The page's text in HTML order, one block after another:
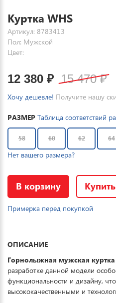
Куртка WHS
Артикул: 8783413
Пол: Мужской
Цвет:
12 380 ₽ 15 470₽
Хочу дешевле! Получите нашу
РАЗМЕР Таблица соответствий
58 60 62 64
Нет вашего размера?
В корзину
Примерка перед покупкой
ОПИСАНИЕ
Горнолыжная мужская
разработке данной модели
функциональности и дизайну,
высококачественными и